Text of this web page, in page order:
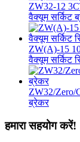
ZW32-12
वैक्यूम सर्किट
ZW(A)-15
वैक्यूम सर्किट
ZW32/Zero/
ब्रेकर
हमारा सहयोग करें!